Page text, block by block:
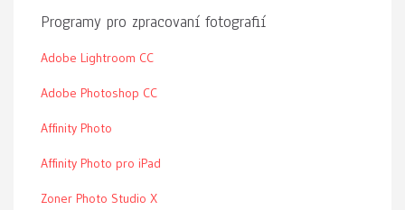
Programy pro zpracovaní fotografií
Adobe Lightroom CC
Adobe Photoshop CC
Affinity Photo
Affinity Photo pro iPad
Zoner Photo Studio X